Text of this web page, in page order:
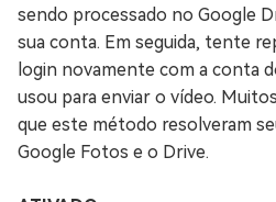
sendo processado no Google
sua conta. Em seguida, tente
login novamente com a conta
usou para enviar o vídeo.
que este método resolveram
Google Fotos e o Drive.